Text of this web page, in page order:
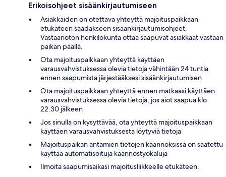
Erikoisohjeet sisäänkirjautumiseen
Asiakkaiden on otettava yhteyttä majoituspaikkaan
etukäteen saadakseen sisäänkirjautumisohjeet.
Vastaanoton henkilökunta ottaa saapuvat asiakkaat vastaan
paikan päällä.
Ota majoituspaikkaan yhteyttä käyttäen
varausvahvistuksessa olevia tietoja vähintään 24 tuntia
ennen saapumista järjestääksesi sisäänkirjautumisen
Ota majoituspaikkaan yhteyttä ennen matkaasi käyttäen
varausvahvistuksessa olevia tietoja, jos aiot saapua klo
22.30 jälkeen
Jos sinulla on kysyttävää, ota yhteyttä majoituspaikkaan
käyttäen varausvahvistuksesta löytyviä tietoja
Majoituspaikan antamien tietojen käännöksissä on saatettu
käyttää automatisoituja käännöstyökaluja
Ilmoita saapumisaikasi majoitusliikkeelle etukäteen.